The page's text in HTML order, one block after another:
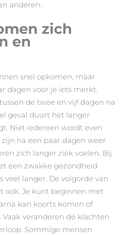
anderen.
zich
en
snel opkomen, maar
dagen voor je iets merkt.
de twee en vijf dagen na
geval duurt het langer
Niet iedereen wordt even
na een paar dagen weer
zich langer ziek voelen. Bij
een zwakke gezondheid
veel langer. De volgorde van
ook. Je kunt beginnen met
kan koorts komen of
Vaak veranderen de klachten
Sommige mensen